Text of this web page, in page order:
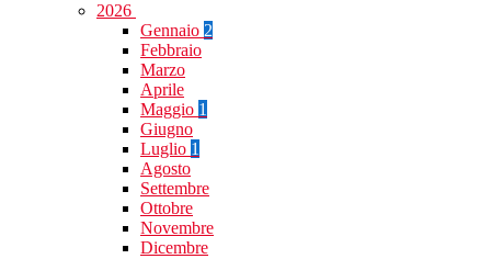
2026
Gennaio 2
Febbraio
Marzo
Aprile
Maggio 1
Giugno
Luglio 1
Agosto
Settembre
Ottobre
Novembre
Dicembre